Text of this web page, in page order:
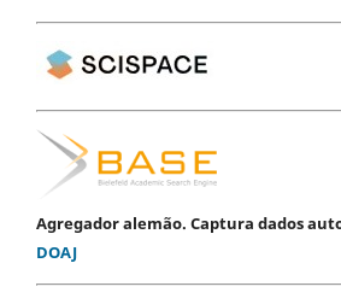
Agregador alemão. Captura dados
DOAJ